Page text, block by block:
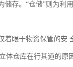
存。“仓储”则为利
着眼于物资保管的安
体仓库在行其道的原